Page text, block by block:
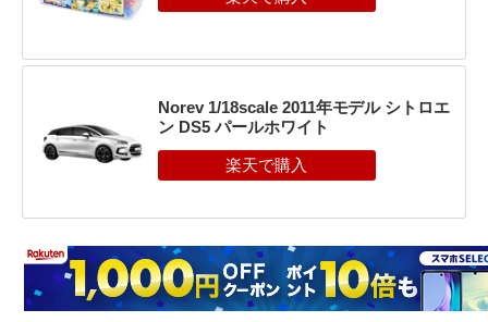
Norev 1/18scale 2011年モデル シトロエ
ン DS5 パールホワイト